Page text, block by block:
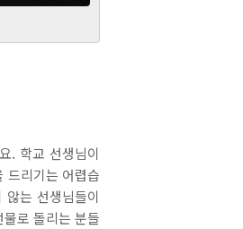
. 학교 선생님이
드리기는 어렵습
는 선생님들이
로 돌리는 분들